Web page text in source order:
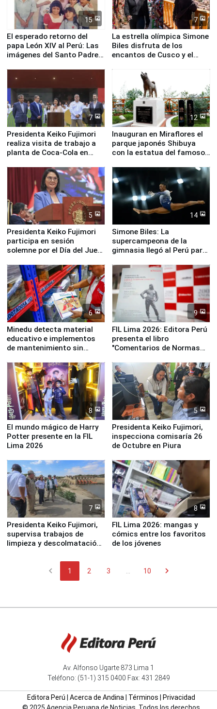
15
El esperado retorno del
papa León XIV al Perú: Las
imágenes del Santo Padre
7
La estrella olímpica Simone
Biles disfruta de los
encantos de Cusco y el
7
Presidenta Keiko Fujimori
realiza visita de trabajo a
planta de Coca-Cola en
12
Inauguran en Miraflores el
parque japonés Shibuya
con la estatua del famoso
5
Presidenta Keiko Fujimori
participa en sesión
solemne por el Día del Juez
14
Simone Biles: La
supercampeona de la
gimnasia llegó al Perú para
Panamericanos Lima 2027
6
Minedu detecta material
educativo e implementos
de mantenimiento sin
la UGEL 2
9
FIL Lima 2026: Editora Perú
presenta el libro
"Comentarios de Normas
Derecho Colectivo"
8
El mundo mágico de Harry
Potter presente en la FIL
Lima 2026
5
Presidenta Keiko Fujimori,
inspecciona comisaría 26
de Octubre en Piura
7
Presidenta Keiko Fujimori,
supervisa trabajos de
limpieza y descolmatación
8
FIL Lima 2026: mangas y
cómics entre los favoritos
de los jóvenes
chevron_left 1 2 3 10 chevron_right
Av. Alfonso Ugarte 873 Lima 1
Teléfono: (51-1) 315 0400 Fax: 431 2849
Editora Perú Acerca de Andina| Términos
Privacidad